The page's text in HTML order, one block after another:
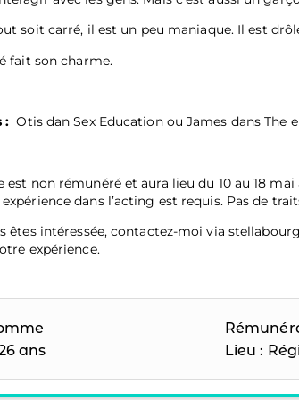
soit carré, il est un peu maniaque. Il est
fait son charme.
: Otis dan Sex Education ou James dans The
est non rémunéré et aura lieu du 10 au 18
dans l’acting est requis. Pas de
êtes intéressée, contactez-moi via
expérience.
ans
Lieu :